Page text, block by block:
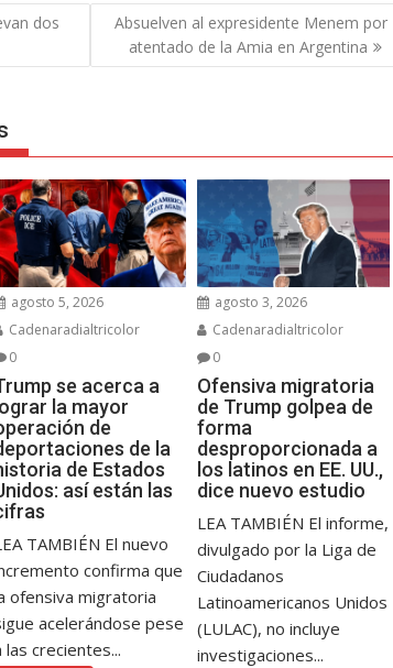
dos
Absuelven al expresidente Menem por
atentado de la Amia en Argentina
agosto 5, 2026
Cadenaradialtricolor
0
se acerca a
lograr la mayor
de
de la
de Estados
así están las
TAMBIÉN El nuevo
confirma que
ofensiva migratoria
acelerándose pese
las crecientes...
agosto 3, 2026
Cadenaradialtricolor
0
Ofensiva migratoria
de Trump golpea de
forma
desproporcionada a
los latinos en EE. UU.,
dice nuevo estudio
LEA TAMBIÉN El informe,
divulgado por la Liga de
Ciudadanos
Latinoamericanos Unidos
(LULAC), no incluye
investigaciones...